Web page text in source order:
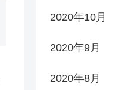
2020年10月
2020年9月
2020年8月